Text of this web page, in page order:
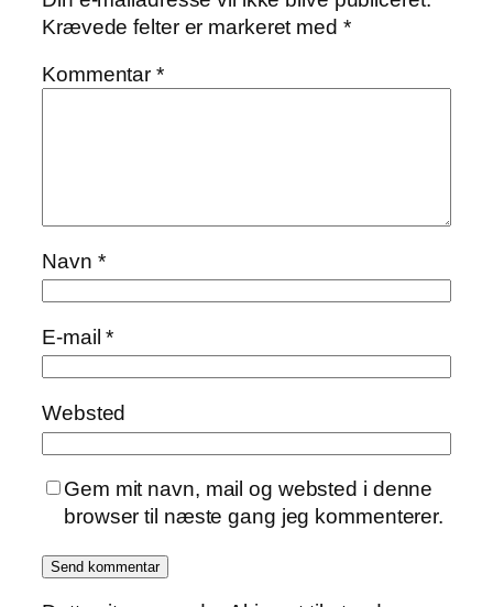
Krævede felter er markeret med *
Kommentar*
Navn *
E-mail*
Websted
Gem mit navn, mail og websted i denne
browser til næste gang jeg kommenterer.